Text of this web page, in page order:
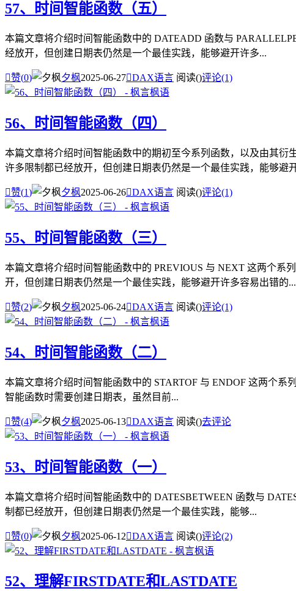
57、时间智能函数（五）
本篇文章将介绍时间智能函数中的 DATEADD 函数与
经放开，但创建日期表仍然是一个最佳实践，能够避开许多...
赞(0) 夕枫2025-06-27DAX语言 阅读()评论(1)
56、时间智能函数（四）
本篇文章将介绍时间智能函数中的期初至今系列函数，以及由其衍
许多限制都已经放开，但创建日期表仍然是一个最佳实践，能够避
赞(1) 夕枫2025-06-26DAX语言 阅读()评论(1)
55、时间智能函数（三）
本篇文章将介绍时间智能函数中的 PREVIOUS 与 NEXT 这两个系
开，但创建日期表仍然是一个最佳实践，能够避开许多容易出错的...
赞(2) 夕枫2025-06-24DAX语言 阅读()评论(1)
54、时间智能函数（二）
本篇文章将介绍时间智能函数中的 STARTOF 与 ENDOF 这两个
智能函数时需要创建日期表，虽然目前...
赞(4) 夕枫2025-06-13DAX语言 阅读()去评论
53、时间智能函数（一）
本篇文章将介绍时间智能函数中的 DATESBETWEEN 函数与
制都已经放开，但创建日期表仍然是一个最佳实践，能够...
赞(0) 夕枫2025-06-12DAX语言 阅读()评论(2)
52、理解FIRSTDATE和LASTDATE